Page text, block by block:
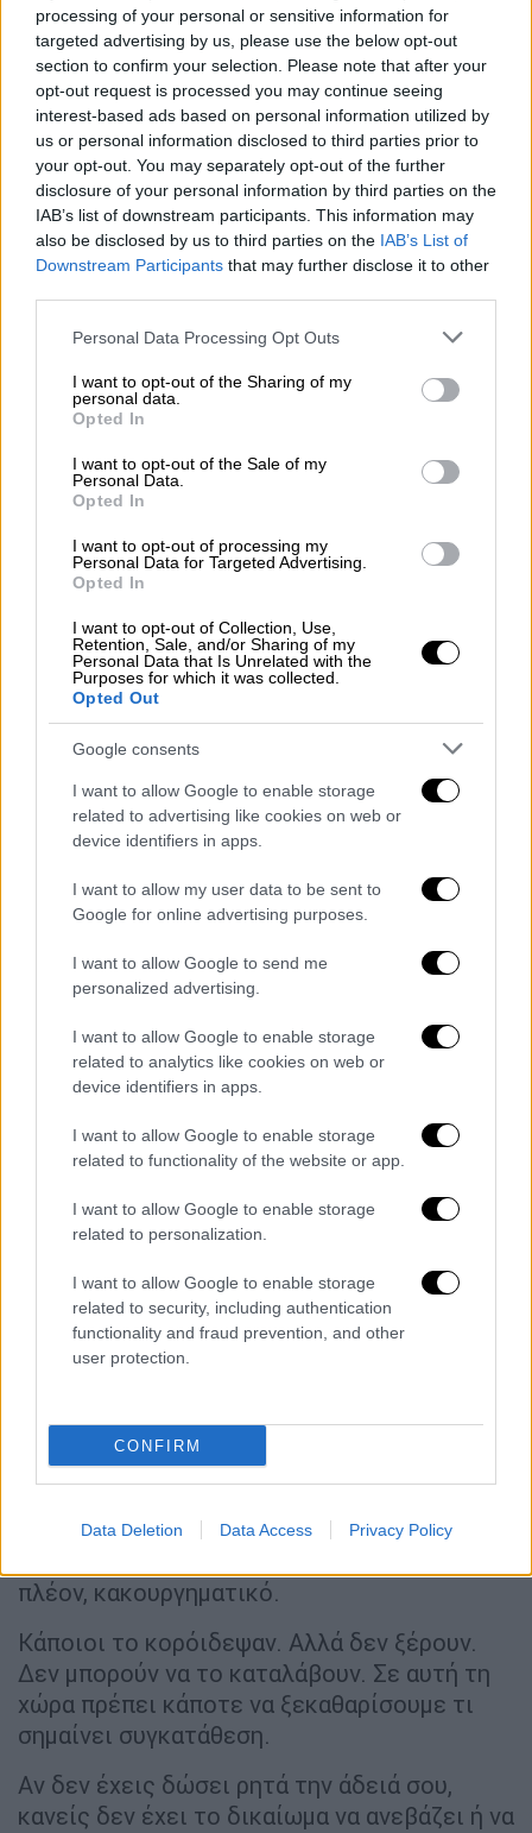
processing of your personal or sensitive information for
targeted advertising by us, please use the below opt-out
section to confirm your selection. Please note that after your
opt-out request is processed you may continue seeing
interest-based ads based on personal information utilized by
us or personal information disclosed to third parties prior to
your opt-out. You may separately opt-out of the further
disclosure of your personal information by third parties on the
IAB’s list of downstream participants. This information may
also be disclosed by us to third parties on the IAB’s List of
Downstream Participants that may further disclose it to other
Please note that this website/app uses one or more Google
not limited to your visit or usage behaviour. You may click to
grant or deny consent to Google and its third-party tags to
use your data for below specified purposes in below Google
consent section.
Personal Data Processing Opt Outs
I want to opt-out of the Sharing of my
personal data.
Opted In
I want to opt-out of the Sale of my
Personal Data.
Opted In
I want to opt-out of processing my
Personal Data for Targeted Advertising.
Opted In
I want to opt-out of Collection, Use,
Retention, Sale, and/or Sharing of my
Personal Data that Is Unrelated with the
Purposes for which it was collected.
Opted Out
Google consents
I want to allow Google to enable storage
related to advertising like cookies on web or
device identifiers in apps.
I want to allow my user data to be sent to
Google for online advertising purposes.
I want to allow Google to send me
personalized advertising.
I want to allow Google to enable storage
related to analytics like cookies on web or
device identifiers in apps.
I want to allow Google to enable storage
related to functionality of the website or app.
I want to allow Google to enable storage
related to personalization.
I want to allow Google to enable storage
related to security, including authentication
functionality and fraud prevention, and other
user protection.
CONFIRM
Data Deletion Data Access Privacy Policy
Ηinfluencerκαι δημιουργός περιεχομένου
μοιράστηκε ότι, όταν ήταν ακόμη ανήλικη –
μόλις 15 ετών – είχε εμπιστευτεί μια γυμνή
της φωτογραφία στον τότε σύντροφό της.
Χρόνια αργότερα, άγνωστο άτομο τη
χρησιμοποίησε ως μέσο απειλής. Όπως
τόνισε η ίδια, δεν έχει ιδέα πώς το υλικό
έφτασε στα χέρια αυτού του προσώπου,
ψυχολογικό αντίκτυπο.
Η δημοσιοποίηση της ιστορίας της δεν
έμεινε ασχολίαστη. Πολλοί σχολίασαν
επικριτικά τη στάση της, με ορισμένους να
υποστηρίζουν ότι από τη στιγμή που
δεν μπορεί να θεωρείται θύμα. Αντιμέτωπη
με αυτόν τον κύκλο κακοπροαίρετων
σιωπηλή.Ανέβασε βίντεο στο YouTubeγια ν'
απαντήσει ευθέως και με θάρρος,
καταρρίπτοντας τη ρητορική του «έφταιγες
κι εσύ».
Παράλληλα, δημοσίευσε στο Instagram ένα
χαρακτηριστικό απόσπασμα, όπου
που υπέστη: «Μίλησα για κάτι που με πονάει.
Όταν προσωπικό μου υλικό έγινε δημόσιο
πώς με επηρέασε και γιατί αυτό που έγινε
πλέον, κακουργηματικό.
Κάποιοι το κορόιδεψαν. Αλλά δεν ξέρουν.
Δεν μπορούν να το καταλάβουν. Σε αυτή τη
χώρα πρέπει κάποτε να ξεκαθαρίσουμε τι
σημαίνει συγκατάθεση.
Αν δεν έχεις δώσει ρητά την άδειά σου,
κανείς δεν έχει το δικαίωμα να ανεβάζει ή να